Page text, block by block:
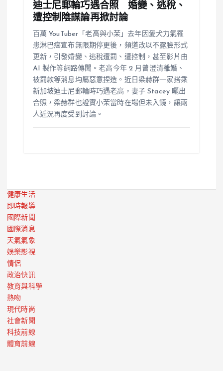
迪士尼郵輪巧遇合照 婚變、逃稅、
遭控制陰謀論再掀討論
百萬 YouTuber「老高與小茉」去年因愛犬力氣罹
患淋巴癌宣布無限期停更後，頻道改以不露臉形式
更新，引發婚變、逃稅遭罰、遭控制，甚至影片由
AI 製作等網路傳聞。老高今年 2 月曾澄清離婚、
被罰款等消息均屬惡意捏造。近日梁赫群一家搭乘
新加坡迪士尼郵輪時巧遇老高，妻子 Stacey 曬出
合照，梁赫群也證實小茉當時在場但未入鏡，讓兩
人近況再度受到討論。
健康生活
即時報導
國際新聞
國際消息
天氣氣象
娛樂影視
情侶
政治快訊
教育與科學
熱吻
現代時尚
社會新聞
科技前線
體育前線